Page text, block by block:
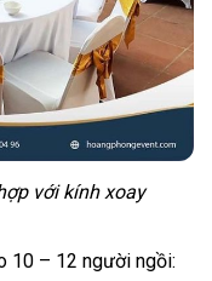
với kính xoay
10 – 12 người ngồi: